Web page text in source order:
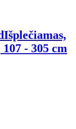
Išplečiamas,
- 305 cm